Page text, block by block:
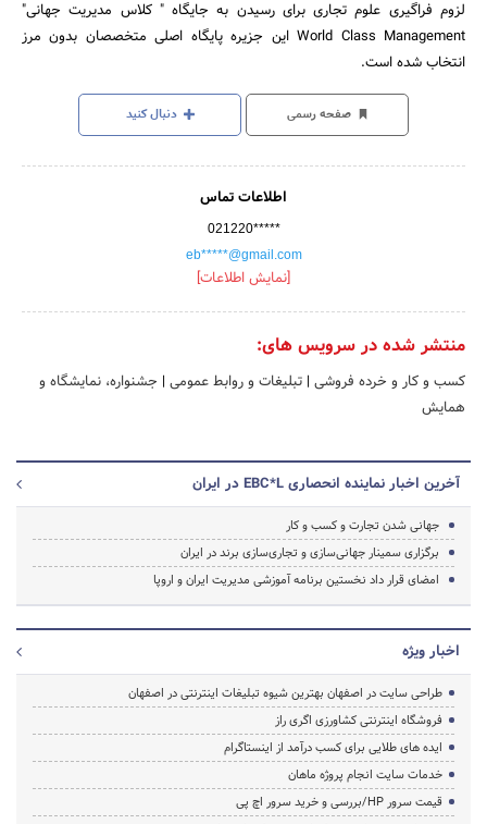
لزوم فراگیری علوم تجاری برای رسیدن به جایگاه " کلاس مدیریت جهانی"
World Class Management این جزیره پایگاه اصلی متخصصان بدون مرز
انتخاب شده است.
صفحه رسمی دنبال کنید
اطلاعات تماس
021220*****
eb*****@gmail.com
[نمایش اطلاعات]
منتشر شده در سرویس های:
کسب و کار و خرده فروشی | تبلیغات و روابط عمومی | جشنواره، نمایشگاه و
همایش
آخرین اخبار نماینده انحصاری EBC*L در ایران
جهانی شدن تجارت و کسب و کار
برگزاری سمینار جهانی‌سازی و تجاری‌سازی برند در ایران
امضای قرار داد نخستین برنامه آموزشی مدیریت ایران و اروپا
اخبار ویژه
طراحی سایت در اصفهان بهترین شیوه تبلیغات اینترنتی در اصفهان
فروشگاه اینترنتی کشاورزی اگری راز
ایده های طلایی برای کسب درآمد از اینستاگرام
خدمات سایت انجام پروژه ماهان
قیمت سرور HP/بررسی و خرید سرور اچ پی